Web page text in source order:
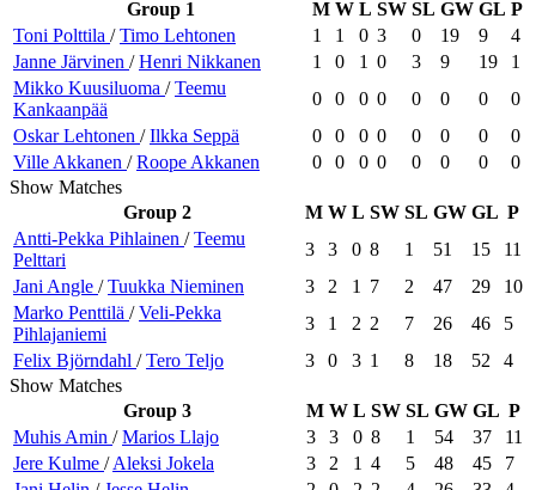
Group 1
M W L SW SL GW GL P
Toni Polttila /Timo Lehtonen 1 1 0 3 0 19 9
4
Janne Järvinen /Henri Nikkanen 1 0 1 0 3 9 19
1
Mikko Kuusiluoma /Teemu
Kankaanpää
0 0 0 0 0 0 0
0
Oskar Lehtonen /Ilkka Seppä 0 0 0 0 0 0 0
0
Ville Akkanen /Roope Akkanen 0 0 0 0 0 0 0
0
Show Matches
Group 2
M W L SW SL GW GL P
Antti-Pekka Pihlainen /Teemu
Pelttari
3 3 0 8 1 51 15
11
Jani Angle /Tuukka Nieminen 3 2 1 7 2 47 29
10
Marko Penttilä /Veli-Pekka
Pihlajaniemi
3 1 2 2 7 26 46
5
Felix Björndahl /Tero Teljo 3 0 3 1 8 18 52
4
Show Matches
Group 3
M W L SW SL GW GL P
Muhis Amin /Marios Llajo 3 3 0 8 1 54 37
11
Jere Kulme /Aleksi Jokela 3 2 1 4 5 48 45
7